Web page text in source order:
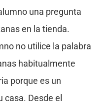
una pregunta
en la tienda.
no utilice la palabra
habitualmente
porque es un
casa. Desde el